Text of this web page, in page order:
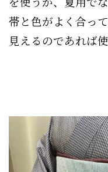
帯と色がよく合って
見えるのであれば